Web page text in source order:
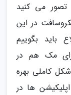
تصور می کنید
در این
باید بگوییم
مک هم در
کاملی بهره
ها در